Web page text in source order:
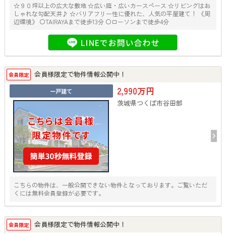
☆９０坪以上の広大な敷地 ☆広い庭・広いカースペース ☆リビングはお
しゃれな勾配天井♪ ☆バリアフリー性に優れた、人気の平屋建て！ 《周
辺環境》 〇TAIRAYAまで徒歩13分 〇ローソンまで徒歩4分
会員限定 会員様限定で物件情報公開中！
一戸建て 2,990万円
茨城県つくば市谷田部
こちらの物件は、一般公開できない物件となっております。ご覧いただ
くには無料会員登録が必要です。
会員限定 会員様限定で物件情報公開中！